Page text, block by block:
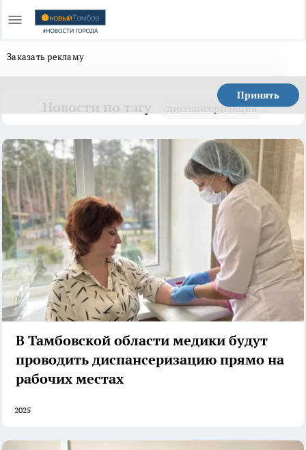
Заказать рекламу
Принять
диспансеризация
В Тамбовской области медики будут
проводить диспансеризацию прямо на
рабочих местах
2025